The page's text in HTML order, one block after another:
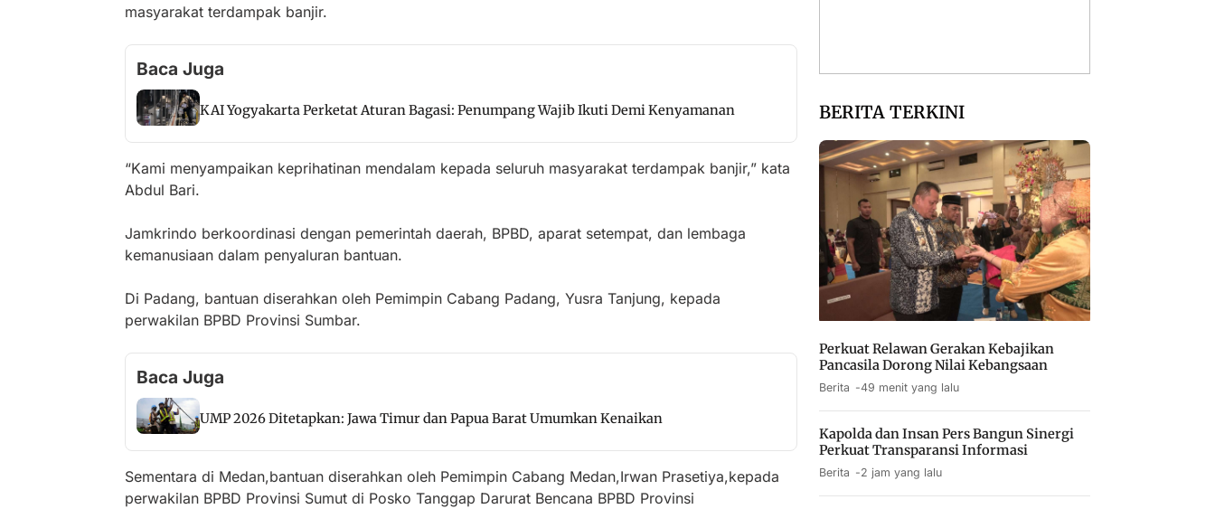
masyarakat terdampak banjir.
Baca Juga
KAI Yogyakarta Perketat Aturan Bagasi: Penumpang Wajib Ikuti Demi Kenyamanan
“Kami menyampaikan keprihatinan mendalam kepada seluruh masyarakat terdampak banjir,” kata
Abdul Bari.
Jamkrindo berkoordinasi dengan pemerintah daerah, BPBD, aparat setempat, dan lembaga
kemanusiaan dalam penyaluran bantuan.
Di Padang, bantuan diserahkan oleh Pemimpin Cabang Padang, Yusra Tanjung, kepada
perwakilan BPBD Provinsi Sumbar.
Baca Juga
UMP 2026 Ditetapkan: Jawa Timur dan Papua Barat Umumkan Kenaikan
Sementara di Medan,bantuan diserahkan oleh Pemimpin Cabang Medan,Irwan Prasetiya,kepada
perwakilan BPBD Provinsi Sumut di Posko Tanggap Darurat Bencana BPBD Provinsi
BERITA TERKINI
Perkuat Relawan Gerakan Kebajikan
Pancasila Dorong Nilai Kebangsaan
Berita 49 menit yang lalu
Kapolda dan Insan Pers Bangun Sinergi
Perkuat Transparansi Informasi
Berita 2 jam yang lalu